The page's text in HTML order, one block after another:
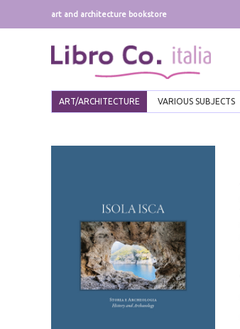
art and architecture bookstore
ART/ARCHITECTURE VARIOUS SUBJECTS